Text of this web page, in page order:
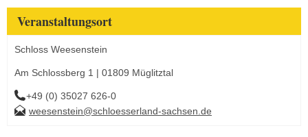
Veranstaltungsort
Schloss Weesenstein
Am Schlossberg 1 | 01809 Müglitztal
+49 (0) 35027 626-0
weesenstein@schloesserland-sachsen.de